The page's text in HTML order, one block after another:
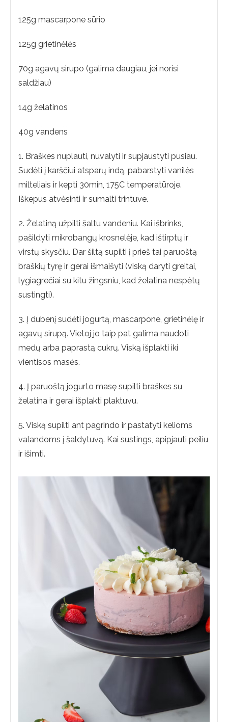
125g mascarpone sūrio
125g grietinėlės
70g agavų sirupo (galima daugiau, jei norisi
saldžiau)
14g želatinos
40g vandens
1. Braškes nuplauti, nuvalyti ir supjaustyti pusiau.
Sudėti į karščiui atsparų indą, pabarstyti vanilės
milteliais ir kepti 30min, 175C temperatūroje.
Iškepus atvėsinti ir sumalti trintuve.
2. Želatiną užpilti šaltu vandeniu. Kai išbrinks,
pašildyti mikrobangų krosnelėje, kad ištirptų ir
virstų skysčiu. Dar šiltą supilti į prieš tai paruoštą
braškių tyrę ir gerai išmaišyti (viską daryti greitai,
lygiagrečiai su kitu žingsniu, kad želatina nespėtų
sustingti).
3. Į dubenį sudėti jogurtą, mascarpone, grietinėlę ir
agavų sirupą. Vietoj jo taip pat galima naudoti
medų arba paprastą cukrų. Viską išplakti iki
vientisos masės.
4. Į paruoštą jogurto masę supilti braškes su
želatina ir gerai išplakti plaktuvu.
5. Viską supilti ant pagrindo ir pastatyti kelioms
valandoms į šaldytuvą. Kai sustings, apipjauti peiliu
ir išimti.